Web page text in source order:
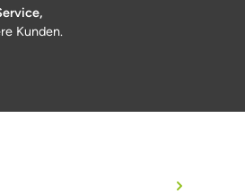
Kunden.